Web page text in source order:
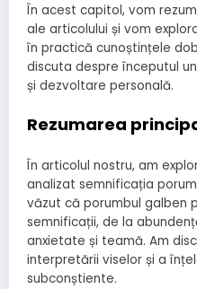
În acest capitol, vom
ale articolului și vom
în practică cunoștințele
discuta despre începutul
și dezvoltare personală.
Rezumarea
În articolul nostru, am
analizat semnificația
văzut că porumbul galben
semnificații, de la
anxietate și teamă. Am
interpretării viselor și a
subconștiente.